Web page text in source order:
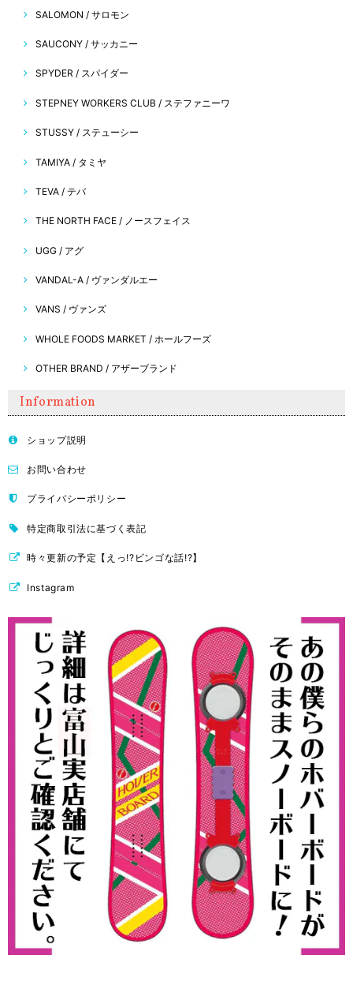
SALOMON / サロモン
SAUCONY / サッカニー
SPYDER / スパイダー
STEPNEY WORKERS CLUB / ステファニーワ
STUSSY / ステューシー
TAMIYA / タミヤ
TEVA / テバ
THE NORTH FACE / ノースフェイス
UGG / アグ
VANDAL-A / ヴァンダルエー
VANS / ヴァンズ
WHOLE FOODS MARKET / ホールフーズ
OTHER BRAND / アザーブランド
Information
ショップ説明
お問い合わせ
プライバシーポリシー
特定商取引法に基づく表記
時々更新の予定【えっ!?ビンゴな話!?】
Instagram